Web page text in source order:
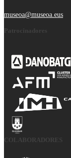
museoa@museoa.eus
Patrocinadores
COLABORADORES